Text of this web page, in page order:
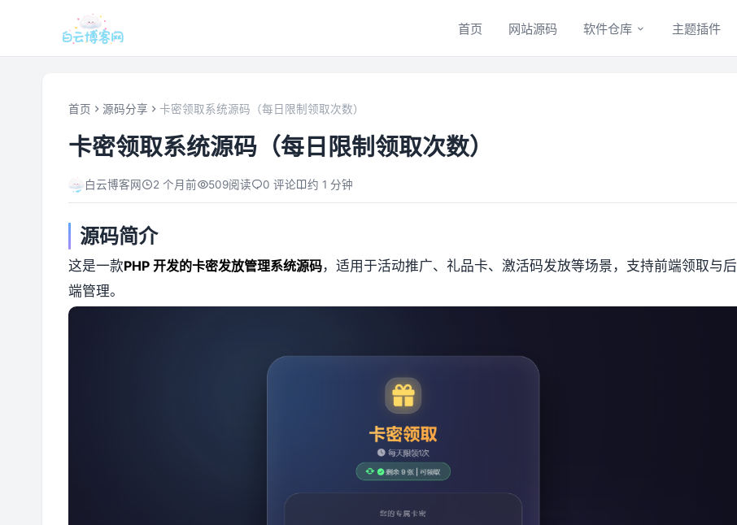
首页 网站源码 软件仓库 主题插件
首页 源码分享 卡密领取系统源码（每日限制领取次数）
卡密领取系统源码（每日限制领取次数）
白云博客网 2 个月前 509阅读 0 评论 约 1 分钟
源码简介
这是一款PHP 开发的卡密发放管理系统源码，适用于活动推广、礼品卡、激活码发放等场景，支持前端领取与后
端管理。